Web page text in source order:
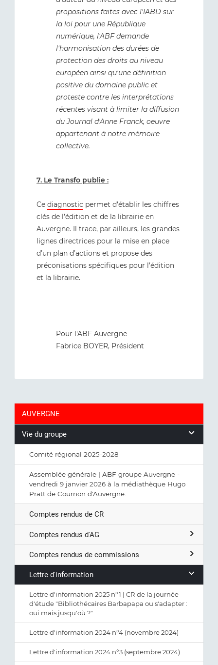
propositions faites avec l'IABD sur
la loi pour une République
numérique, l'ABF demande
l'harmonisation des durées de
protection des droits au niveau
européen ainsi qu'une définition
positive du domaine public et
proteste contre les interprétations
récentes visant à limiter la diffusion
du Journal d'Anne Franck, oeuvre
appartenant à notre mémoire
collective.
7. Le Transfo publie :
Ce diagnostic permet d’établir les chiffres
clés de l’édition et de la librairie en
Auvergne. Il trace, par ailleurs, les grandes
lignes directrices pour la mise en place
d’un plan d’actions et propose des
préconisations spécifiques pour l’édition
et la librairie.
Pour l'ABF Auvergne
Fabrice BOYER, Président
AUVERGNE
Vie du groupe
Comité régional 2025-2028
Assemblée générale | ABF groupe Auvergne -
vendredi 9 janvier 2026 à la médiathèque Hugo
Pratt de Cournon d'Auvergne.
Comptes rendus de CR
Comptes rendus d'AG
Comptes rendus de commissions
Lettre d'information
Lettre d'information 2025 n°1 | CR de la journée
d'étude "Bibliothécaires Barbapapa ou s'adapter :
oui mais jusqu'où ?"
Lettre d'information 2024 n°4 (novembre 2024)
Lettre d'information 2024 n°3 (septembre 2024)